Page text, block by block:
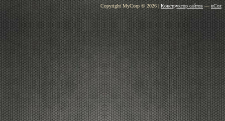
Copyright MyCorp © 2026|Конструктор сайтов— uCoz